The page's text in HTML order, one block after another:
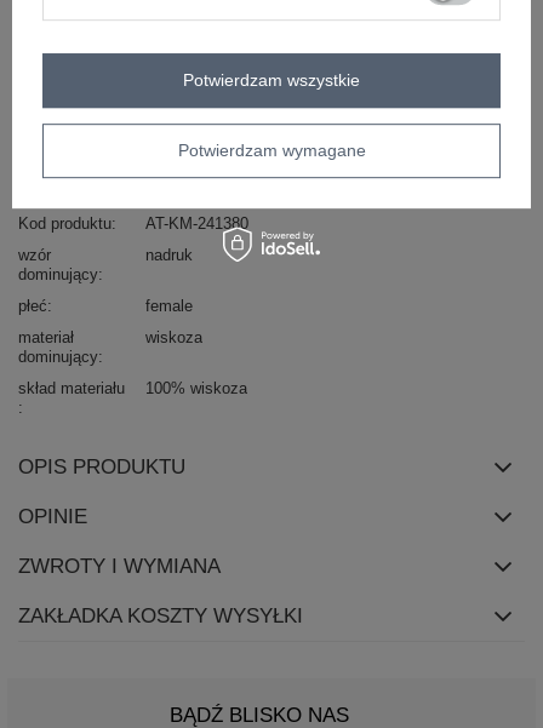
Bordowo-niebieska damska chusta komin .
skład materiału: 100% wiskoza
Kod produktu
AT-KM-241380
wzór
dominujący
nadruk
płeć
female
materiał
dominujący
wiskoza
skład materiału 100% wiskoza
OPIS PRODUKTU
OPINIE
ZWROTY I WYMIANA
ZAKŁADKA KOSZTY WYSYŁKI
BĄDŹ BLISKO NAS
Potwierdzam wymagane
Potwierdzam wszystkie